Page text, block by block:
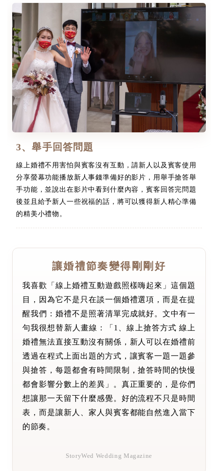
3、舉手回答問題
線上婚禮不用害怕與賓客沒有互動，請新人以及賓客使用
分享螢幕功能播放新人事錢準備好的影片，用舉手搶答舉
手功能，並說出在影片中看到什麼內容，賓客回答完問題
後並且給予新人一些祝福的話，將可以獲得新人精心準備
的精美小禮物。
讓婚禮節奏變得剛剛好
我喜歡「線上婚禮互動遊戲照樣嗨起來」這個題
目，因為它不是只在談一個婚禮選項，而是在提
醒我們：婚禮不是照著清單完成就好。文中有一
句我很想替新人畫線：「1、線上搶答方式 線上
婚禮無法直接互動沒有關係，新人可以在婚禮前
透過在程式上面出題的方式，讓賓客一題一題參
與搶答，每題都會有時間限制，搶答時間的快慢
都會影響分數上的差異」。真正重要的，是你們
想讓那一天留下什麼感覺。好的流程不只是時間
表，而是讓新人、家人與賓客都能自然進入當下
的節奏。
StoryWed Wedding Magazine